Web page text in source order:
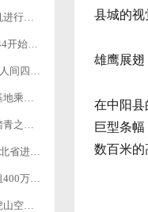
飞机之家出动三架直升机进行大地区农喷作业
价值近600万的罗宾逊R44开始空中飞播造林
花漾九江-追浔清明-最美人间四月天-去庐山西海踏青去
飞机之家桂林山水旅游基地乘坐直升飞机俯瞰看桂林山水你值得拥有
飞机之家龙虎山清明节踏青之旅正式开启
一架400万的罗宾逊在湖北省进行空中巡查
济南莱芜茂业天地广场租400万直升机进行商业庆典
江西省鹰潭市贵溪市龙虎山空中游览
县城的视
雄鹰展翅
在中阳县
巨型条
数百米的